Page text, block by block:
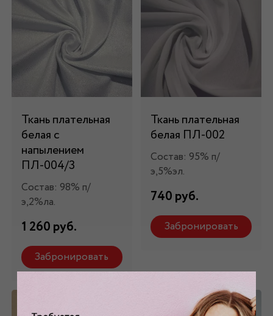
Ткань плательная
белая с
напылением
ПЛ-004/3
Состав: 98% п/
э,2%ла.
1 260 руб.
Забронировать
Ткань плательная
белая ПЛ-002
Состав: 95% п/
э,5%эл.
740 руб.
Забронировать